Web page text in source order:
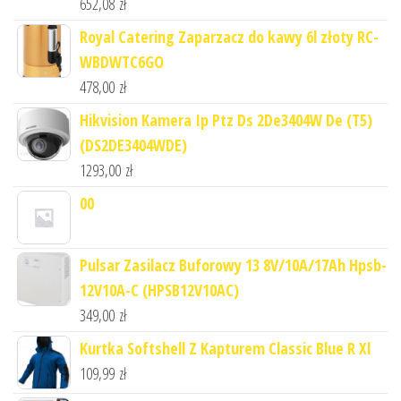
Royal Catering Zaparzacz do kawy 6l złoty RC-
WBDWTC6GO
478,00 zł
Hikvision Kamera Ip Ptz Ds 2De3404W De (T5)
(DS2DE3404WDE)
1293,00 zł
00
Pulsar Zasilacz Buforowy 13 8V/10A/17Ah Hpsb-
12V10A-C (HPSB12V10AC)
349,00 zł
Kurtka Softshell Z Kapturem Classic Blue R Xl
109,99 zł